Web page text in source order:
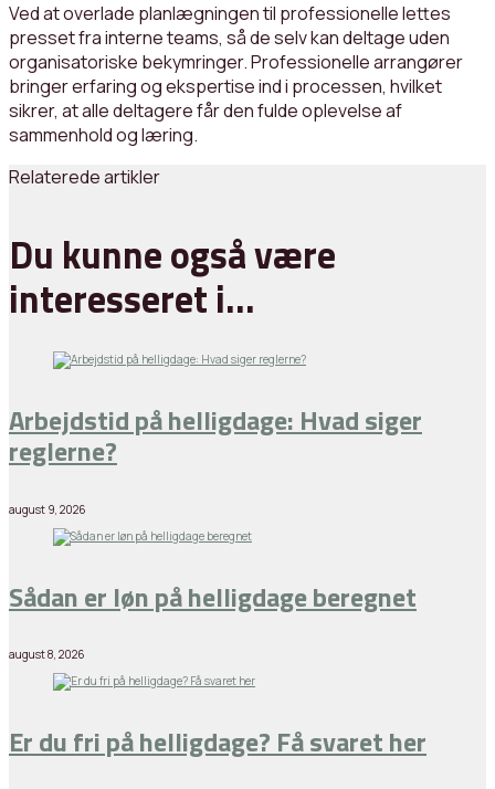
Ved at overlade planlægningen til professionelle lettes
presset fra interne teams, så de selv kan deltage uden
organisatoriske bekymringer. Professionelle arrangører
bringer erfaring og ekspertise ind i processen, hvilket
sikrer, at alle deltagere får den fulde oplevelse af
sammenhold og læring.
Relaterede artikler
Du kunne også være
interesseret i…
Arbejdstid på helligdage: Hvad siger
reglerne?
august 9, 2026
Sådan er løn på helligdage beregnet
august 8, 2026
Er du fri på helligdage? Få svaret her